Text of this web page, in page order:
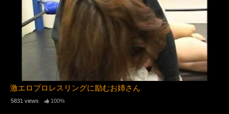
激エロプロレスリングに励むお姉さん
5831 views 100%